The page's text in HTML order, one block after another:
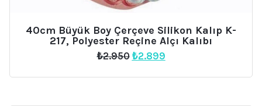
40cm Büyük Boy Çerçeve Silikon Kalıp K-
217, Polyester Reçine Alçı Kalıbı
₺2.950 Orijinal
₺2.950.
₺2.899Şu
fiyat: